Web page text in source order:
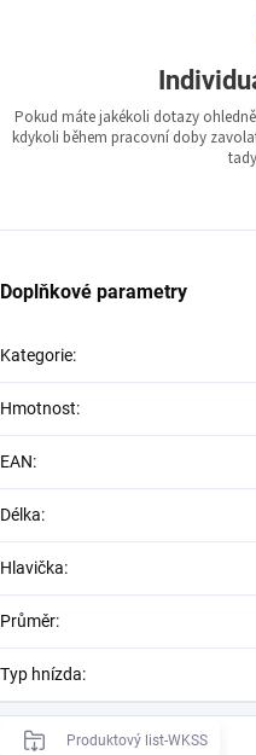
Pokud máte jakékoli dotazy
kdykoli během pracovní doby
Doplňkové parametry
Kategorie:
Hmotnost:
EAN:
Délka:
Hlavička:
Průměr:
Typ hnízda:
Produktový list-WKSS